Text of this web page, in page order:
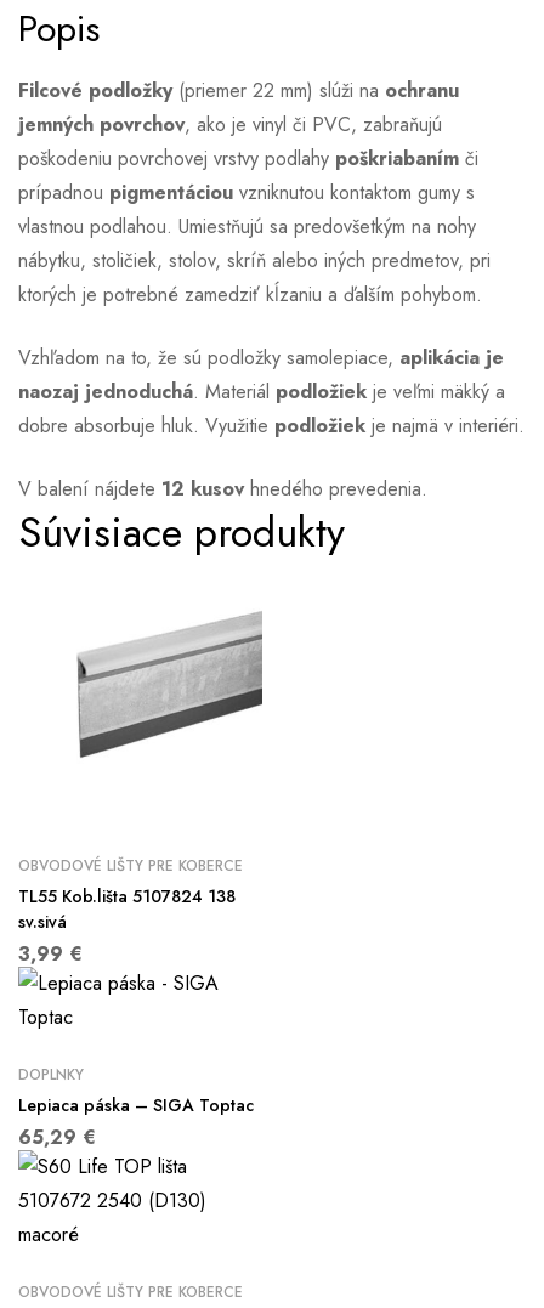
Popis
Filcové podložky(priemer 22 mm) slúži na ochranu
jemných povrchov, ako je vinyl či PVC, zabraňujú
poškodeniu povrchovej vrstvy podlahy poškriabaním či
prípadnou pigmentáciou vzniknutou kontaktom gumy s
vlastnou podlahou. Umiestňujú sa predovšetkým na nohy
nábytku, stoličiek, stolov, skríň alebo iných predmetov, pri
ktorých je potrebné zamedziť kĺzaniu a ďalším pohybom.
Vzhľadom na to, že sú podložky samolepiace, aplikácia je
naozaj jednoduchá. Materiál podložiek je veľmi mäkký a
dobre absorbuje hluk. Využitie podložiek je najmä v interiéri.
V balení nájdete 12 kusovhnedého prevedenia.
Súvisiace produkty
OBVODOVÉ LIŠTY PRE KOBERCE
TL55 Kob.lišta 5107824 138
sv.sivá
3,99 €
DOPLNKY
Lepiaca páska – SIGA Toptac
65,29 €
OBVODOVÉ LIŠTY PRE KOBERCE